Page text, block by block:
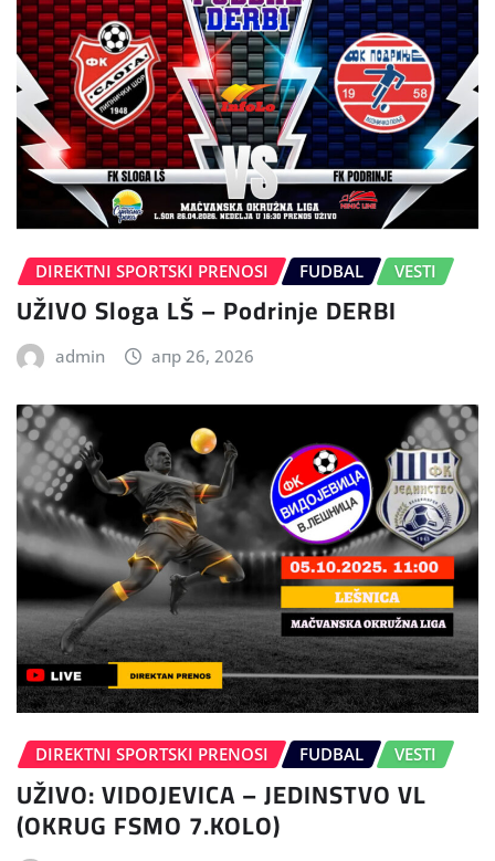
DIREKTNI SPORTSKI PRENOSI FUDBAL VESTI
UŽIVO Sloga LŠ – Podrinje DERBI
admin апр 26, 2026
DIREKTNI SPORTSKI PRENOSI FUDBAL VESTI
UŽIVO: VIDOJEVICA – JEDINSTVO VL
(OKRUG FSMO 7.KOLO)